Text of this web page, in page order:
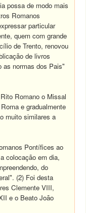
possa de modo mais
Romanos
particular
quem com grande
de Trento, renovou
de livros
as normas dos Pais"
Romano o Missal
e gradualmente
muito similares a
Pontífices ao
colocação em dia,
do
(2) Foi desta
Clemente VIII,
e o Beato João